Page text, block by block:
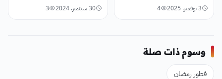
3 نوفمبر، 2025 4 30 سبتمبر، 2024 3
وسوم ذات صلة
فطور رمضان